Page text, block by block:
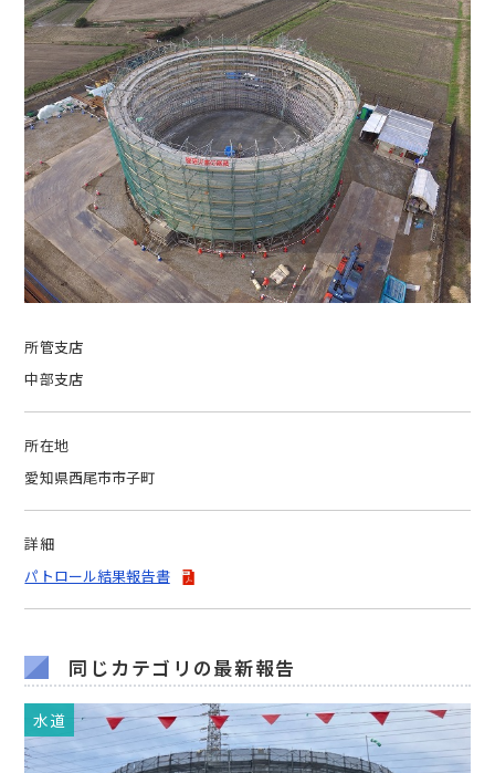
所管支店
中部支店
所在地
愛知県西尾市市子町
詳細
パトロール結果報告書
同じカテゴリの最新報告
水道